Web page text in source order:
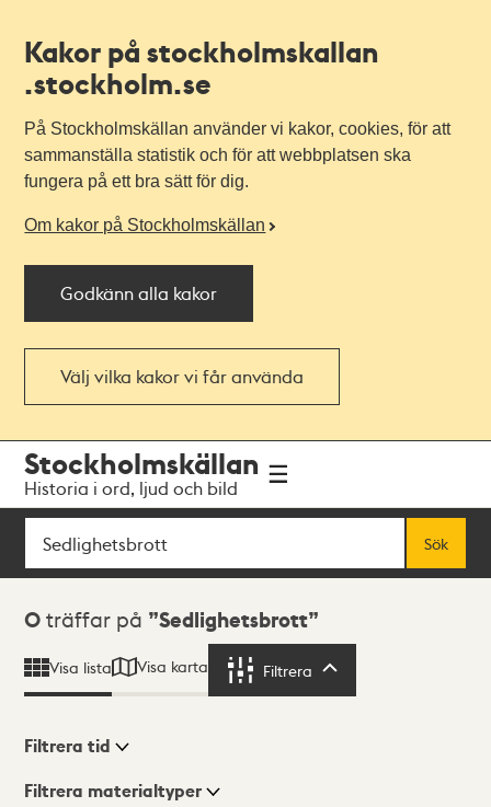
Kakor på stockholmskallan
.stockholm.se
På Stockholmskällan använder vi kakor, cookies, för att
sammanställa statistik och för att webbplatsen ska
fungera på ett bra sätt för dig.
Om kakor på Stockholmskällan
Godkänn alla kakor
Välj vilka kakor vi får använda
navigationen
huvudinnehållet
Stockholmskällan
Historia i ord, ljud och bild
Sök
Sök
Sökresultat
0 träffar på Sedlighetsbrott
Visa lista Visa karta Filtrera
Visningsläge
Filtrera tid
Filtrera materialtyper